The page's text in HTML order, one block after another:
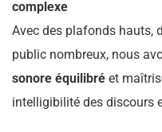
complexe
Avec des plafonds hauts,
public nombreux, nous
sonore équilibré et
intelligibilité des discours